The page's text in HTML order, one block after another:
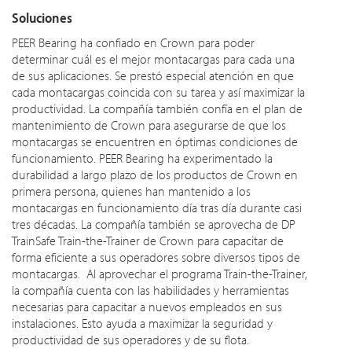
Soluciones
PEER Bearing ha confiado en Crown para poder
determinar cuál es el mejor montacargas para cada una
de sus aplicaciones. Se prestó especial atención en que
cada montacargas coincida con su tarea y así maximizar la
productividad. La compañía también confía en el plan de
mantenimiento de Crown para asegurarse de que los
montacargas se encuentren en óptimas condiciones de
funcionamiento. PEER Bearing ha experimentado la
durabilidad a largo plazo de los productos de Crown en
primera persona, quienes han mantenido a los
montacargas en funcionamiento día tras día durante casi
tres décadas. La compañía también se aprovecha de DP
TrainSafe Train-the-Trainer de Crown para capacitar de
forma eficiente a sus operadores sobre diversos tipos de
montacargas. Al aprovechar el programa Train-the-Trainer,
la compañía cuenta con las habilidades y herramientas
necesarias para capacitar a nuevos empleados en sus
instalaciones. Esto ayuda a maximizar la seguridad y
productividad de sus operadores y de su flota.